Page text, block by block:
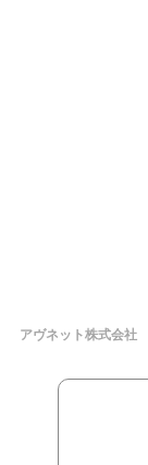
アヴネット株式会社